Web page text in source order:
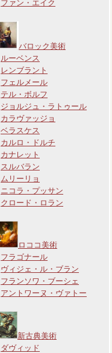
ファン・エイク
バロック美術
ルーベンス
レンブラント
フェルメール
テル・ボルフ
ジョルジュ・ラトゥール
カラヴァッジョ
ベラスケス
カルロ・ドルチ
カナレット
スルバラン
ムリーリョ
ニコラ・プッサン
クロード・ロラン
ロココ美術
フラゴナール
ヴィジェ・ル・ブラン
フランソワ・ブーシェ
アントワーヌ・ヴァトー
新古典美術
ダヴィッド